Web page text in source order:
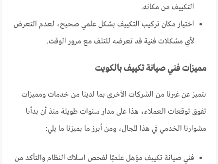
التكييف من مكانه.
اختيار مكان تركيب التكييف بشكل علمي صحيح، لعدم التعرض
لأي مشكلات فنية قد تعرضه للتلف مع مرور الوقت.
مميزات فني صيانة تكييف بالكويت
نتميز عن غيرنا من الشركات الأخرى بما لدينا من خدمات ومميزات
تفوق توقعات العملاء، هذا على مدار سنوات طويلة منذ أن بدأنا
مشوارنا الخدمي في هذا المجال، ومن أبرز ما يميزنا ما يلي:
فني صيانة تكييف مؤهل علميًا لفحص اسلاك النظام والتأكد من